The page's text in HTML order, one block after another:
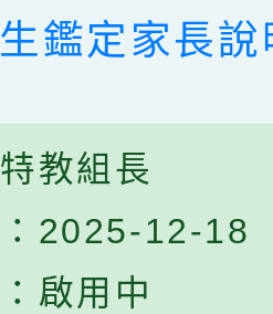
鑑定家長說
教組長
2025-12-18
啟用中